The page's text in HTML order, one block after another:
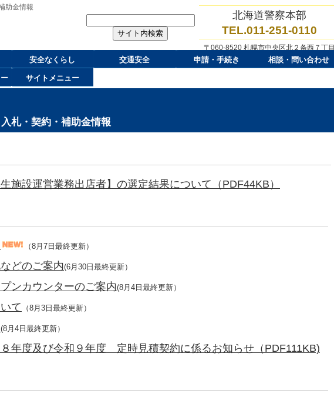
助金情報
北海道警察本部
TEL.011-251-0110
〒060-8520 札幌市中央区北２条西７丁目
入札・契約・補助金情報
施設運営業務出店者】の選定結果について（PDF44KB）
（8月7日最終更新）
どのご案内(6月30日最終更新）
ンカウンターのご案内(8月4日最終更新）
て （8月3日最終更新）
(8月4日最終更新）
年度及び令和９年度 定時見積契約に係るお知らせ（PDF111KB)
安全なくらし 交通安全 申請・手続き 相談・問い合わせ
サイトメニュー